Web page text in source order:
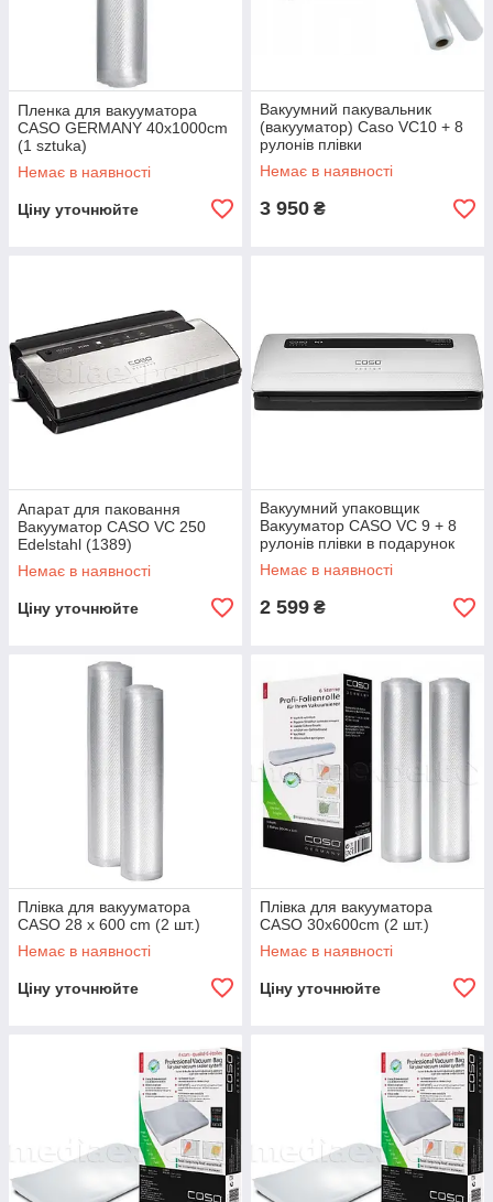
Пленка для вакууматора
CASO GERMANY 40x1000cm
(1 sztuka)
Немає в наявності
Ціну уточнюйте
Вакуумний пакувальник
(вакууматор) Caso VC10 + 8
рулонів плівки
Немає в наявності
3 950 ₴
Апарат для паковання
Вакууматор CASO VC 250
Edelstahl (1389)
Немає в наявності
Ціну уточнюйте
Вакуумний упаковщик
Вакууматор CASO VC 9 + 8
рулонів плівки в подарунок
Немає в наявності
2 599 ₴
Плівка для вакууматора
CASO 28 x 600 cm (2 шт.)
Немає в наявності
Ціну уточнюйте
Плівка для вакууматора
CASO 30x600cm (2 шт.)
Немає в наявності
Ціну уточнюйте